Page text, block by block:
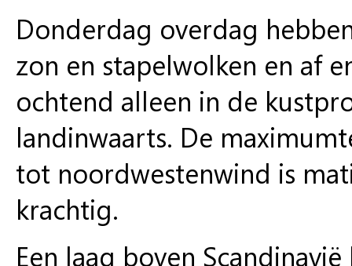
Donderdag overdag
zon en stapelwolken en af
ochtend alleen in de
landinwaarts. De
tot noordwestenwind is
krachtig.
Een laag boven